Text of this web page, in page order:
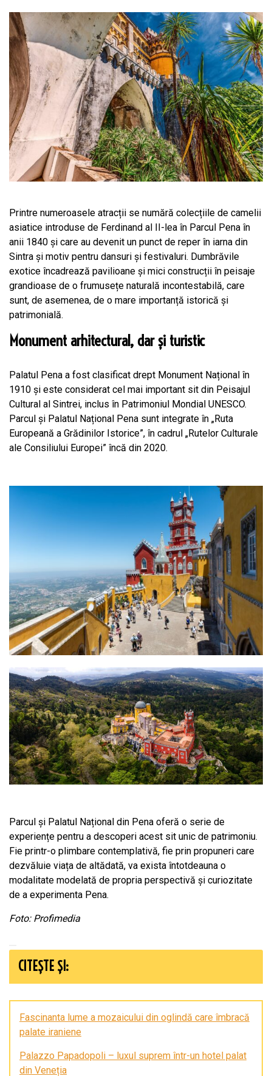
Printre numeroasele atracții se numără colecțiile de camelii
asiatice introduse de Ferdinand al II-lea în Parcul Pena în
anii 1840 și care au devenit un punct de reper în iarna din
Sintra și motiv pentru dansuri și festivaluri. Dumbrăvile
exotice încadrează pavilioane și mici construcții în peisaje
grandioase de o frumusețe naturală incontestabilă, care
sunt, de asemenea, de o mare importanță istorică și
patrimonială.
Monument arhitectural, dar și turistic
Palatul Pena a fost clasificat drept Monument Național în
1910 și este considerat cel mai important sit din Peisajul
Cultural al Sintrei, inclus în Patrimoniul Mondial UNESCO.
Parcul și Palatul Național Pena sunt integrate în „Ruta
Europeană a Grădinilor Istorice”, în cadrul „Rutelor Culturale
ale Consiliului Europei” încă din 2020.
Parcul și Palatul Național din Pena oferă o serie de
experiențe pentru a descoperi acest sit unic de patrimoniu.
Fie printr-o plimbare contemplativă, fie prin propuneri care
dezvăluie viața de altădată, va exista întotdeauna o
modalitate modelată de propria perspectivă și curiozitate
de a experimenta Pena.
Foto: Profimedia
CITEȘTE ȘI:
Fascinanta lume a mozaicului din oglindă care îmbracă
palate iraniene
Palazzo Papadopoli – luxul suprem într-un hotel palat
din Veneția